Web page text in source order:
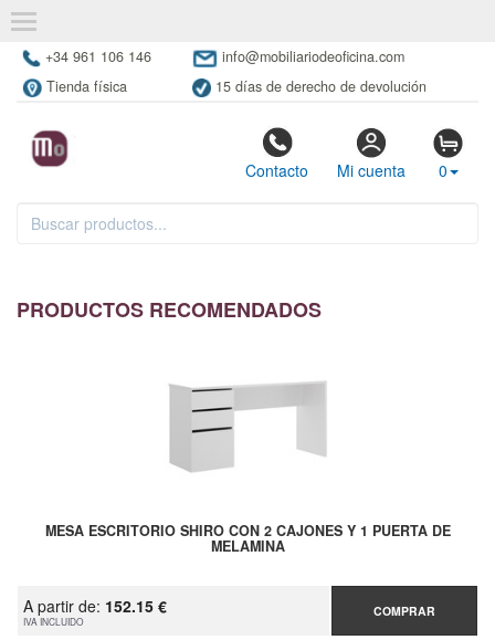
+34 961 106 146
info@mobiliariodeoficina.com
Tienda física
15 días de derecho de devolución
Contacto Mi cuenta 0
PRODUCTOS RECOMENDADOS
MESA ESCRITORIO SHIRO CON 2 CAJONES Y 1 PUERTA DE
MELAMINA
A partir de: 152.15 €
IVA INCLUIDO
COMPRAR